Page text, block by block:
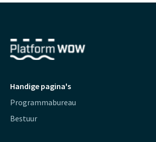
Handige pagina's
Programmabureau
Bestuur